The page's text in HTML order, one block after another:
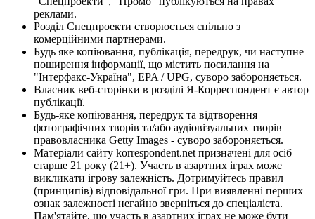
реклами.
Розділ Спецпроекти створюється спільно з
комерційними партнерами.
Будь яке копіювання, публікація, передрук, чи наступне
поширення інформації, що містить посилання на
"Інтерфакс-Україна", EPA / UPG, суворо забороняється.
Власник веб-сторінки в розділі Я-Корреспондент є автор
публікації.
Будь-яке копіювання, передрук та відтворення
фотографічних творів та/або аудіовізуальних творів
правовласника Getty Images - суворо забороняється.
Матеріали сайту korrespondent.net призначені для осіб
старше 21 року (21+). Участь в азартних іграх може
викликати ігрову залежність. Дотримуйтесь правил
(принципів) відповідальної гри. При виявленні перших
ознак залежності негайно зверніться до спеціаліста.
Пам'ятайте, що участь в азартних іграх не може бути